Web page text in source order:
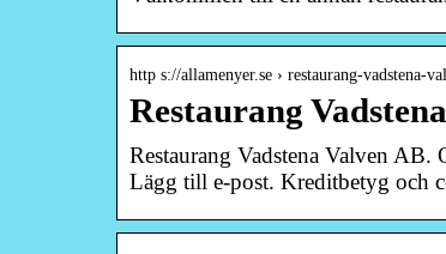
http s://allamenyer.se › restaurang-vadstena-
Restaurang
Restaurang Vadstena Valven
Lägg till e-post. Kreditbetyg och